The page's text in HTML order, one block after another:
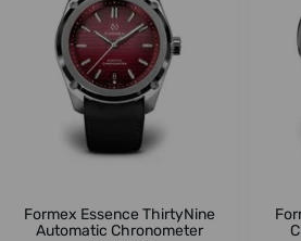
Formex Essence ThirtyNine
Automatic Chronometer